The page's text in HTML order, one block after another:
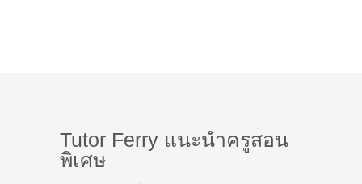
Tutor Ferry แนะนำครูสอน
พิเศษ